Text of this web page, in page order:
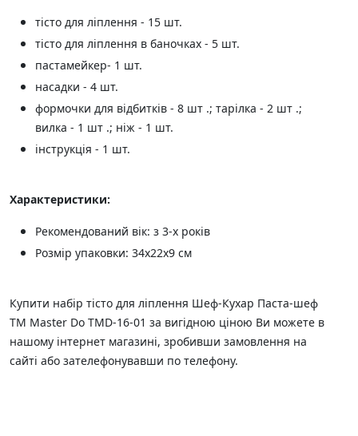
тісто для ліплення - 15 шт.
тісто для ліплення в баночках - 5 шт.
пастамейкер- 1 шт.
насадки - 4 шт.
формочки для відбитків - 8 шт .; тарілка - 2 шт .;
вилка - 1 шт .; ніж - 1 шт.
інструкція - 1 шт.
Характеристики:
Рекомендований вік: з 3-х років
Розмір упаковки: 34х22х9 см
Купити набір тісто для ліплення Шеф-Кухар Паста-шеф
ТМ Master Do TMD-16-01 за вигідною ціною Ви можете в
нашому інтернет магазині, зробивши замовлення на
сайті або зателефонувавши по телефону.